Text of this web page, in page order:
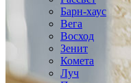
Барн-хаус
Вега
Восход
Зенит
Комета
Луч